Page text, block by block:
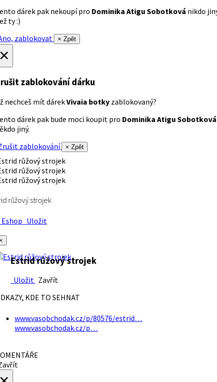
dárek pak nekoupí pro Dominika Atigu Sobotková nikdo
ty :)
zablokovat
× Zpět
zablokování dárku
nechceš mít dárekVivaia botky zablokovaný?
dárek pak bude moci koupit pro Dominika Atigu Sobotková
jiný.
zablokování
× Zpět
růžový strojek
Uložit
Estrid růžový strojek
Uložit Zavřít
KDE TO SEHNAT
www.vasobchodak.cz/p/80576/estrid…
www.vasobchodak.cz/p…